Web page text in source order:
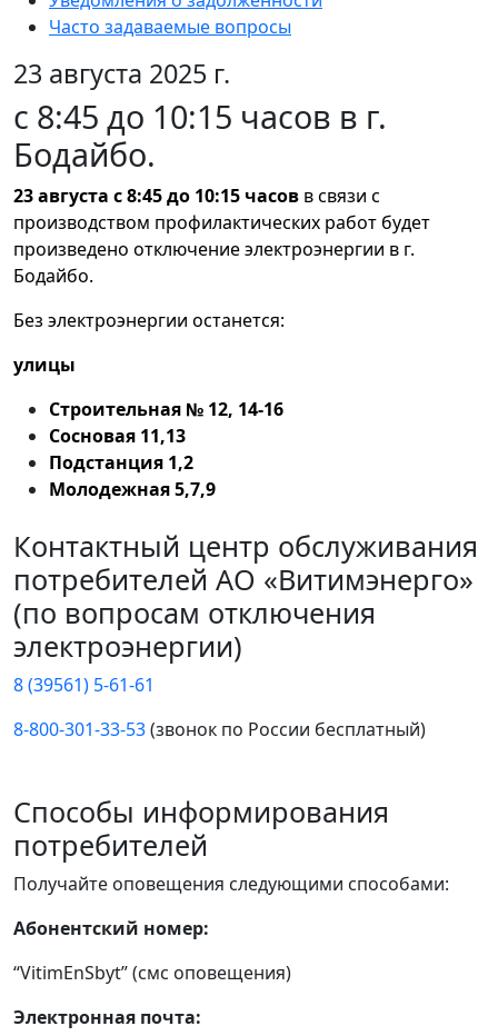
Часто задаваемые вопросы
23 августа 2025 г.
с 8:45 до 10:15 часов в г.
Бодайбо.
23 августа с 8:45 до 10:15 часов в связи с
производством профилактических работ будет
произведено отключение электроэнергии в г.
Бодайбо.
Без электроэнергии останется:
улицы
Строительная № 12, 14-16
Сосновая 11,13
Подстанция 1,2
Молодежная 5,7,9
Контактный центр обслуживания
потребителей АО «Витимэнерго»
(по вопросам отключения
электроэнергии)
8 (39561) 5-61-61
8-800-301-33-53(звонок по России бесплатный)
Способы информирования
потребителей
Получайте оповещения следующими способами:
Абонентский номер:
“VitimEnSbyt” (смс оповещения)
Электронная почта: